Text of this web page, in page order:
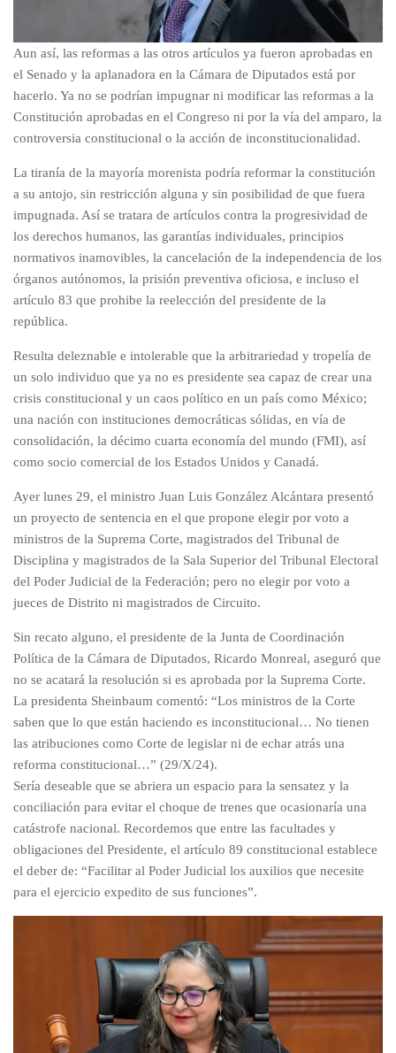
Aun así, las reformas a las otros artículos ya fueron aprobadas en
el Senado y la aplanadora en la Cámara de Diputados está por
hacerlo. Ya no se podrían impugnar ni modificar las reformas a la
Constitución aprobadas en el Congreso ni por la vía del amparo, la
controversia constitucional o la acción de inconstitucionalidad.
La tiranía de la mayoría morenista podría reformar la constitución
a su antojo, sin restricción alguna y sin posibilidad de que fuera
impugnada. Así se tratara de artículos contra la progresividad de
los derechos humanos, las garantías individuales, principios
normativos inamovibles, la cancelación de la independencia de los
órganos autónomos, la prisión preventiva oficiosa, e incluso el
artículo 83 que prohibe la reelección del presidente de la
república.
Resulta deleznable e intolerable que la arbitrariedad y tropelía de
un solo individuo que ya no es presidente sea capaz de crear una
crisis constitucional y un caos político en un país como México;
una nación con instituciones democráticas sólidas, en vía de
consolidación, la décimo cuarta economía del mundo (FMI), así
como socio comercial de los Estados Unidos y Canadá.
Ayer lunes 29, el ministro Juan Luis González Alcántara presentó
un proyecto de sentencia en el que propone elegir por voto a
ministros de la Suprema Corte, magistrados del Tribunal de
Disciplina y magistrados de la Sala Superior del Tribunal Electoral
del Poder Judicial de la Federación; pero no elegir por voto a
jueces de Distrito ni magistrados de Circuito.
Sin recato alguno, el presidente de la Junta de Coordinación
Política de la Cámara de Diputados, Ricardo Monreal, aseguró que
no se acatará la resolución si es aprobada por la Suprema Corte.
La presidenta Sheinbaum comentó: “Los ministros de la Corte
saben que lo que están haciendo es inconstitucional… No tienen
las atribuciones como Corte de legislar ni de echar atrás una
reforma constitucional…” (29/X/24).
Sería deseable que se abriera un espacio para la sensatez y la
conciliación para evitar el choque de trenes que ocasionaría una
catástrofe nacional. Recordemos que entre las facultades y
obligaciones del Presidente, el artículo 89 constitucional establece
el deber de: “Facilitar al Poder Judicial los auxilios que necesite
para el ejercicio expedito de sus funciones”.